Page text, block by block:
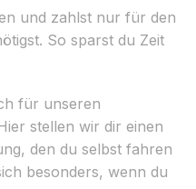
und zahlst nur für den
So sparst du Zeit
für unseren
stellen wir dir einen
den du selbst fahren
besonders, wenn du